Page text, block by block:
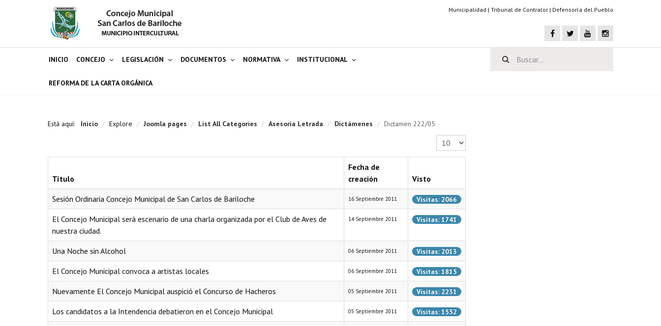
Municipalidad | Tribunal de Contralor | Defensoría del Pueblo
INICIO CONCEJO LEGISLACIÓN DOCUMENTOS NORMATIVA INSTITUCIONAL
REFORMA DE LA CARTA ORGÁNICA
Está aquí: Inicio / Explore / Joomla pages / List All Categories / Asesoría Letrada / Dictámenes / Dictamen 222/05
Cantidad a mostrar
Título
Fecha de
creación
Visto
Sesión Ordinaria Concejo Municipal de San Carlos de Bariloche 16 Septiembre 2011 Visitas: 2066
El Concejo Municipal será escenario de una charla organizada por el Club de Aves de
nuestra ciudad.
14 Septiembre 2011 Visitas: 1741
Una Noche sin Alcohol 06 Septiembre 2011 Visitas: 2013
El Concejo Municipal convoca a artistas locales 06 Septiembre 2011 Visitas: 1815
Nuevamente El Concejo Municipal auspició el Concurso de Hacheros 05 Septiembre 2011 Visitas: 2231
Los candidatos a la Intendencia debatieron en el Concejo Municipal 05 Septiembre 2011 Visitas: 1552